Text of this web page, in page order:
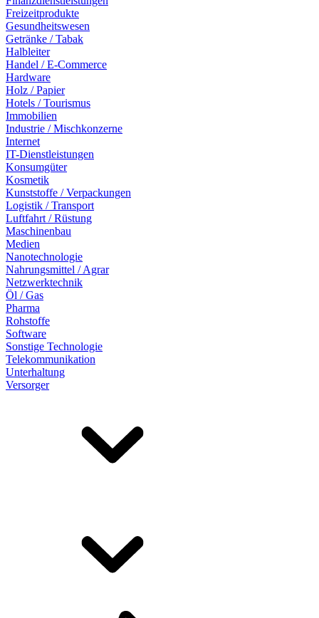
Freizeitprodukte
Gesundheitswesen
Getränke / Tabak
Halbleiter
Handel / E-Commerce
Hardware
Holz / Papier
Hotels / Tourismus
Immobilien
Industrie / Mischkonzerne
Internet
IT-Dienstleistungen
Konsumgüter
Kosmetik
Kunststoffe / Verpackungen
Logistik / Transport
Luftfahrt / Rüstung
Maschinenbau
Medien
Nanotechnologie
Nahrungsmittel / Agrar
Netzwerktechnik
Öl / Gas
Pharma
Rohstoffe
Software
Sonstige Technologie
Telekommunikation
Unterhaltung
Versorger